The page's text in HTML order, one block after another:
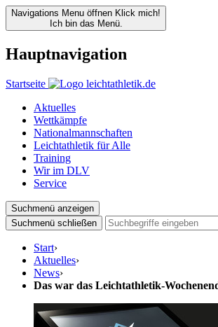
Navigations Menu öffnen Klick mich!
Ich bin das Menü.
Hauptnavigation
Startseite
Aktuelles
Wettkämpfe
Nationalmannschaften
Leichtathletik für Alle
Training
Wir im DLV
Service
Suchmenü anzeigen
Suchmenü schließen
Start›
Aktuelles›
News›
Das war das Leichtathletik-